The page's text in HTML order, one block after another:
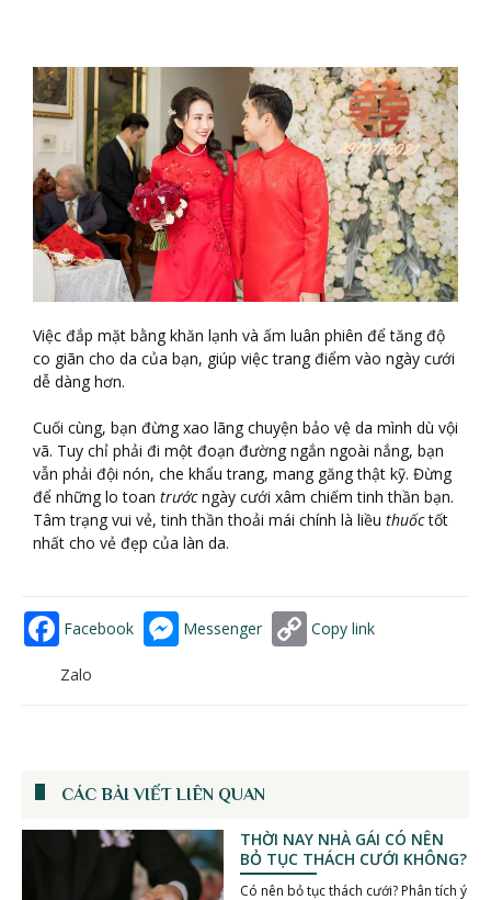
Việc đắp mặt bằng khăn lạnh và ấm luân phiên để tăng độ
co giãn cho da của bạn, giúp việc trang điểm vào ngày cưới
dễ dàng hơn.
Cuối cùng, bạn đừng xao lãng chuyện bảo vệ da mình dù vội
vã. Tuy chỉ phải đi một đoạn đường ngắn ngoài nắng, bạn
vẫn phải đội nón, che khẩu trang, mang găng thật kỹ. Đừng
để những lo toan trướcngày cưới xâm chiếm tinh thần bạn.
Tâm trạng vui vẻ, tinh thần thoải mái chính là liều thuốctốt
nhất cho vẻ đẹp của làn da.
Facebook Messenger Copy link
Zalo
CÁC BÀI VIẾT LIÊN QUAN
THỜI NAY NHÀ GÁI CÓ NÊN
BỎ TỤC THÁCH CƯỚI KHÔNG?
Có nên bỏ tục thách cưới? Phân tích ý